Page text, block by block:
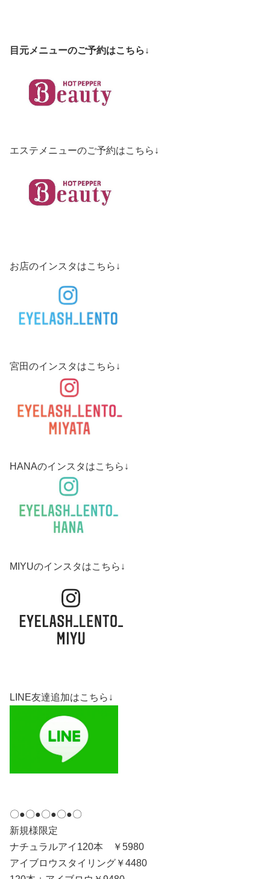
目元メニューのご予約はこちら↓
エステメニューのご予約はこちら↓
お店のインスタはこちら↓
宮田のインスタはこちら↓
HANAのインスタはこちら↓
MIYUのインスタはこちら↓
LINE友達追加はこちら↓
〇●〇●〇●〇●〇
新規様限定
ナチュラルアイ120本 ￥5980
アイブロウスタイリング￥4480